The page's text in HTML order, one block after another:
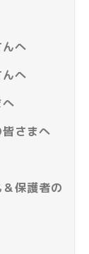
へ
へ
さまへ
＆保護者の